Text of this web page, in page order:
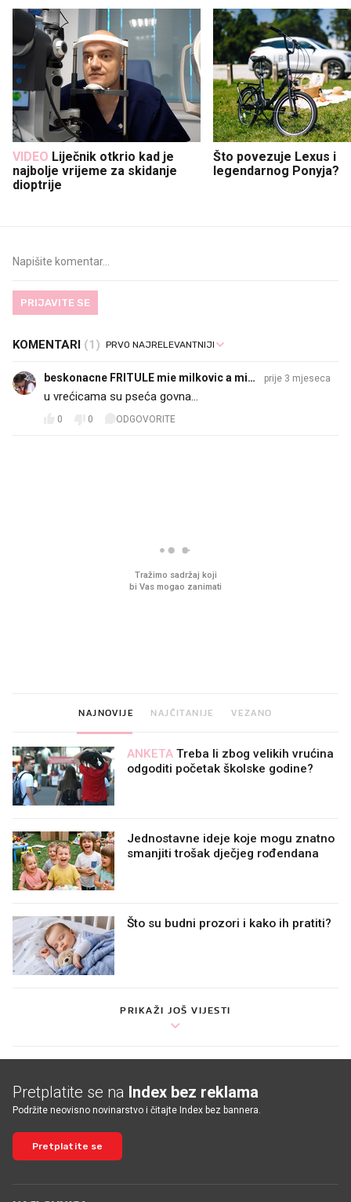
VIDEO
najbolje vrijeme za skidanje
dioptrije
Što povezuje Lexus i
legendarnog Ponyja?
PRIJAVITE SE
KOMENTARI (1)
beskonacne FRITULE mie milkovic a misli
la je da ce barem pobidit
prije 3 mjeseca
u vrećicama su pseća govna...
0 0 ODGOVORITE
NAJNOVIJE NAJČITANIJE VEZANO
ANKETA
odgoditi početak školske godine?
Jednostavne ideje koje mogu znatno
smanjiti trošak dječjeg rođendana
Što su budni prozori i kako ih pratiti?
PRIKAŽI JOŠ VIJESTI
Pretplatite se na Index bez reklama
Podržite neovisno novinarstvo i čitajte Index bez bannera.
Pretplatite se